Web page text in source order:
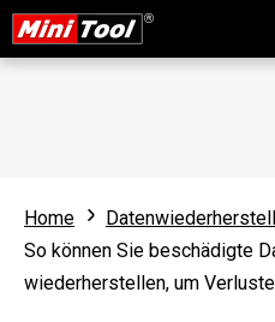
Home
So können Sie beschädigte
wiederherstellen, um